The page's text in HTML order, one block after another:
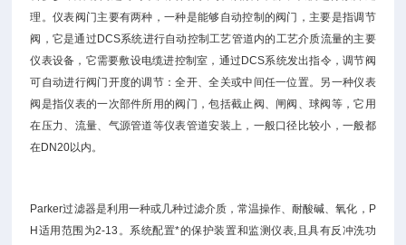
理。仪表阀门主要有两种，一种是能够自动控制的阀门，主要是指调节
阀，它是通过DCS系统进行自动控制工艺管道内的工艺介质流量的主要
仪表设备，它需要敷设电缆进控制室，通过DCS系统发出指令，调节阀
可自动进行阀门开度的调节：全开、全关或中间任一位置。另一种仪表
阀是指仪表的一次部件所用的阀门，包括截止阀、闸阀、球阀等，它用
在压力、流量、气源管道等仪表管道安装上，一般口径比较小，一般都
在DN20以内。
Parker过滤器是利用一种或几种过滤介质，常温操作、耐酸碱、氧化，P
H适用范围为2-13。系统配置*的保护装置和监测仪表,且具有反冲洗功